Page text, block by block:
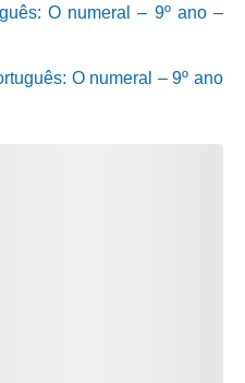
O numeral – 9º ano –
O numeral – 9º ano